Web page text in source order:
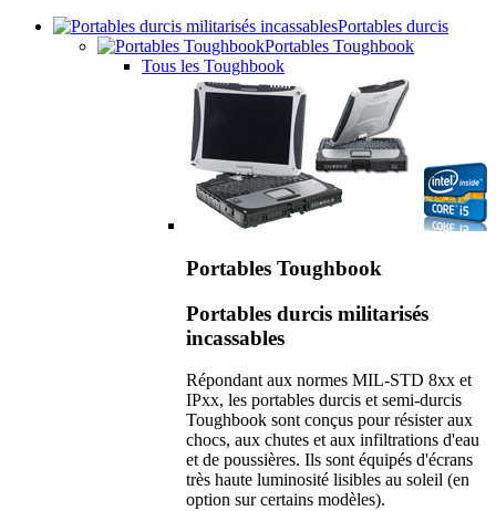
Portables durcis
Portables Toughbook
Tous les Toughbook
Portables Toughbook
Portables durcis militarisés
incassables
Répondant aux normes MIL-STD 8xx et
IPxx, les portables durcis et semi-durcis
Toughbook sont conçus pour résister aux
chocs, aux chutes et aux infiltrations d'eau
et de poussières. Ils sont équipés d'écrans
très haute luminosité lisibles au soleil (en
option sur certains modèles).